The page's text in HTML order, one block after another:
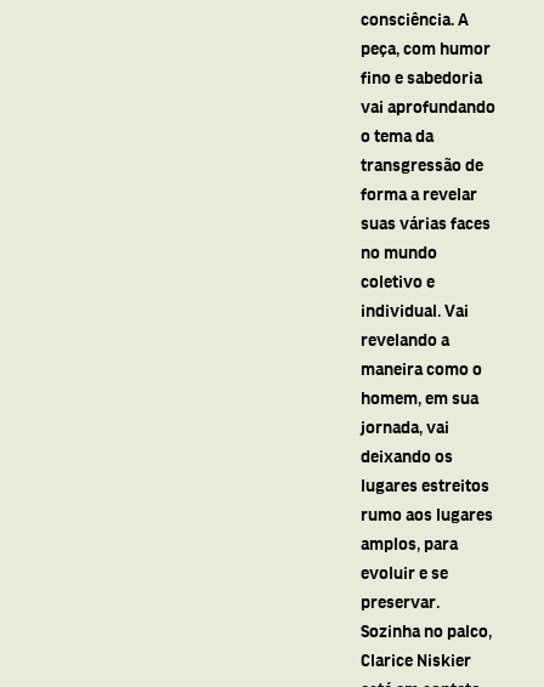
consciência. A
peça, com humor
fino e sabedoria
vai aprofundando
o tema da
transgressão de
forma a revelar
suas várias faces
no mundo
coletivo e
individual. Vai
revelando a
maneira como o
homem, em sua
jornada, vai
deixando os
lugares estreitos
rumo aos lugares
amplos, para
evoluir e se
preservar.
Sozinha no palco,
Clarice Niskier